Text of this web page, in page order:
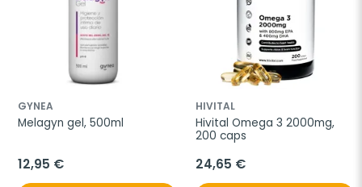
GYNEA
Melagyn gel, 500ml
12,95 €
HIVITAL
Hivital Omega 3 2000mg,
200 caps
24,65 €